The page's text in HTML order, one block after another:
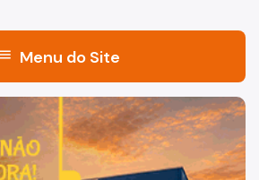
Menu do Site
caramelo e uma gata rajada,